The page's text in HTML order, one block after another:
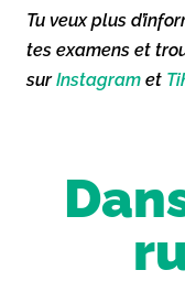
Tu veux plus
tes examens et
surInstagram et